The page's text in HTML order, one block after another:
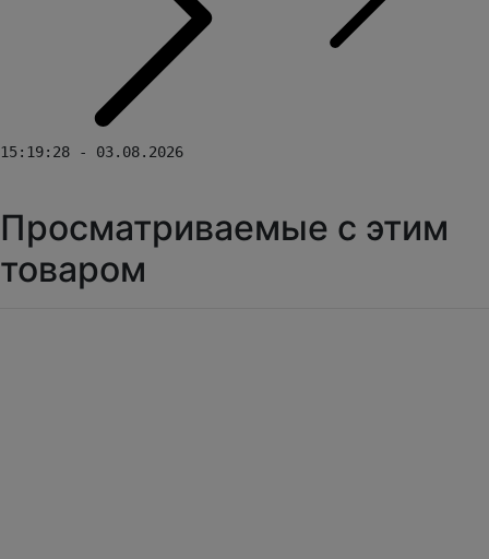
15:19:28 - 03.08.2026
Просматриваемые с этим
товаром